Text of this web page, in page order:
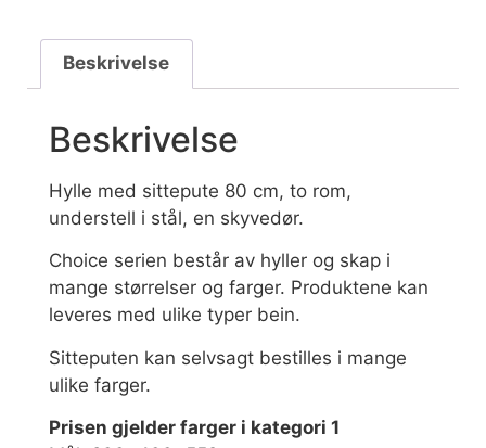
Beskrivelse
Beskrivelse
Hylle med sittepute 80 cm, to rom,
understell i stål, en skyvedør.
Choice serien består av hyller og skap i
mange størrelser og farger. Produktene kan
leveres med ulike typer bein.
Sitteputen kan selvsagt bestilles i mange
ulike farger.
Prisen gjelder farger i kategori 1